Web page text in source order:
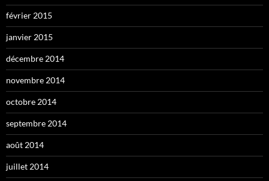
février 2015
janvier 2015
décembre 2014
novembre 2014
octobre 2014
septembre 2014
août 2014
juillet 2014